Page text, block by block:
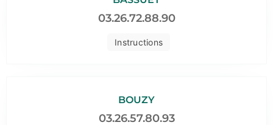
Instructions
03.26.72.88.90
BOUZY
03.26.57.80.93